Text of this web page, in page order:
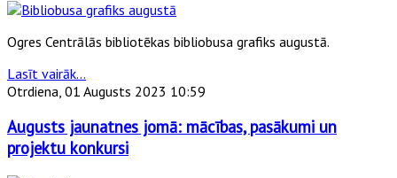
Ogres Centrālās bibliotēkas bibliobusa grafiks augustā.
Lasīt vairāk...
Otrdiena, 01 Augusts 2023 10:59
Augusts jaunatnes jomā: mācības, pasākumi un
projektu konkursi